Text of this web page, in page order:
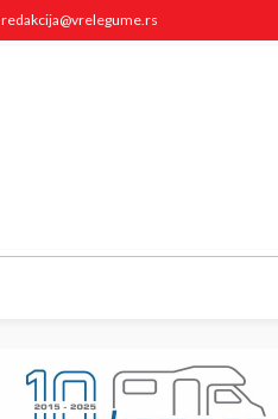
redakcija@vrelegume.rs